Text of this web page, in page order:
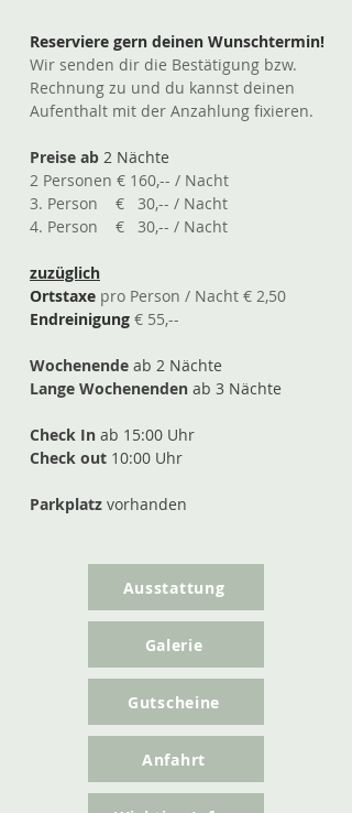
Reserviere gern deinen Wunschtermin!
Wir senden dir die Bestätigung bzw.
Rechnung zu und du kannst deinen
Aufenthalt mit der Anzahlung fixieren.
Preise ab 2 Nächte
2 Personen € 160,-- / Nacht
3. Person € 30,-- / Nacht
4. Person € 30,-- / Nacht
zuzüglich
Ortstaxe pro Person / Nacht € 2,50
Endreinigung € 55,--
Wochenende ab 2 Nächte
Lange Wochenenden ab 3 Nächte​​
Check In ab 15:00 Uhr
Check out 10:00 Uhr
Parkplatz vorhanden
Ausstattung
Galerie
Gutscheine
Anfahrt